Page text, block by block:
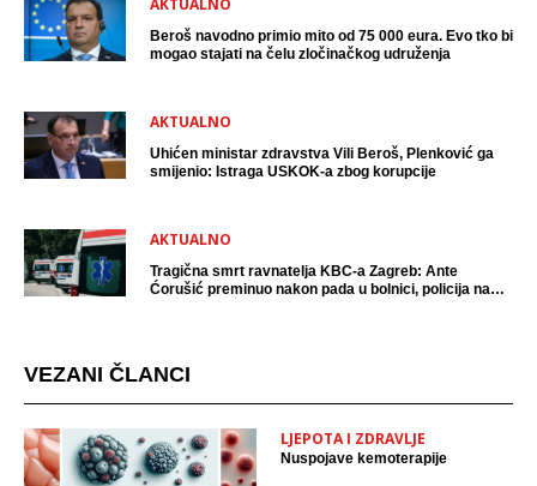
Beroš navodno primio mito od 75 000 eura. Evo tko bi
mogao stajati na čelu zločinačkog udruženja
AKTUALNO
Uhićen ministar zdravstva Vili Beroš, Plenković ga
smijenio: Istraga USKOK-a zbog korupcije
AKTUALNO
Tragična smrt ravnatelja KBC-a Zagreb: Ante
Ćorušić preminuo nakon pada u bolnici, policija na
VEZANI ČLANCI
LJEPOTA I ZDRAVLJE
Nuspojave kemoterapije